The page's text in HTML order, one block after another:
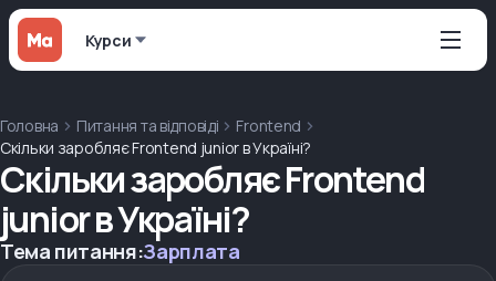
Курси
Головна Питання та відповіді
Frontend
Скільки заробляє Frontend junior в Україні?
Скільки заробляє Frontend
junior в Україні?
Тема питання:Зарплата